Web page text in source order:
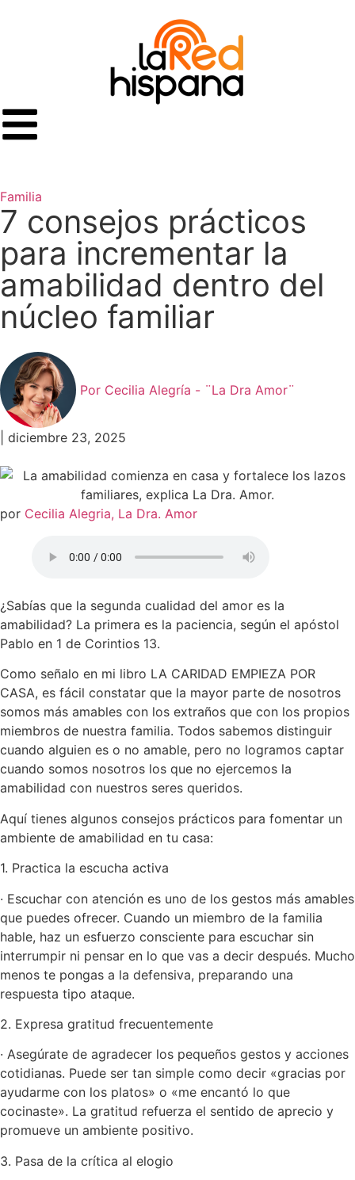
Familia
7 consejos prácticos
para incrementar la
amabilidad dentro del
núcleo familiar
Por Cecilia Alegría - ¨La Dra Amor¨
diciembre 23, 2025
por Cecilia Alegria, La Dra. Amor
¿Sabías que la segunda cualidad del amor es la
amabilidad? La primera es la paciencia, según el apóstol
Pablo en 1 de Corintios 13.
Como señalo en mi libro LA CARIDAD EMPIEZA POR
CASA, es fácil constatar que la mayor parte de nosotros
somos más amables con los extraños que con los propios
miembros de nuestra familia. Todos sabemos distinguir
cuando alguien es o no amable, pero no logramos captar
cuando somos nosotros los que no ejercemos la
amabilidad con nuestros seres queridos.
Aquí tienes algunos consejos prácticos para fomentar un
ambiente de amabilidad en tu casa:
1. Practica la escucha activa
· Escuchar con atención es uno de los gestos más amables
que puedes ofrecer. Cuando un miembro de la familia
hable, haz un esfuerzo consciente para escuchar sin
interrumpir ni pensar en lo que vas a decir después. Mucho
menos te pongas a la defensiva, preparando una
respuesta tipo ataque.
2. Expresa gratitud frecuentemente
· Asegúrate de agradecer los pequeños gestos y acciones
cotidianas. Puede ser tan simple como decir «gracias por
ayudarme con los platos» o «me encantó lo que
cocinaste». La gratitud refuerza el sentido de aprecio y
promueve un ambiente positivo.
3. Pasa de la crítica al elogio
Suscríbete a nuestro
Newsletter!
Información semanal sobre los temas que más te
Suscríbete